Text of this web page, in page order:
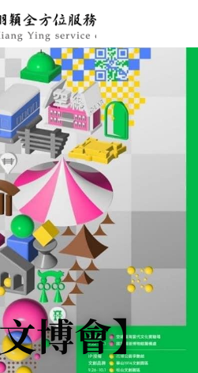
置 與活動救護車待命服務
夜間顧場保全.隨扈保鑣.
司服務
博會】